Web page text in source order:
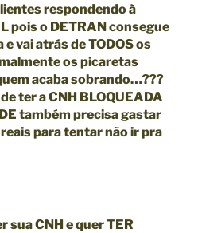
respondendo à
pois o DETRAN consegue
vai atrás de TODOS os
os picaretas
acaba sobrando…???
ter aCNH BLOQUEADA
também precisa gastar
para tentar não ir pra
sua CNH e quer TER